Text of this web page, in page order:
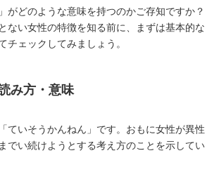
がどのような意味を持つのかご存知ですか？
ない女性の特徴を知る前に、まずは基本的な
チェックしてみましょう。
み方・意味
ていそうかんねん」です。おもに女性が異性
でい続けようとする考え方のことを示してい